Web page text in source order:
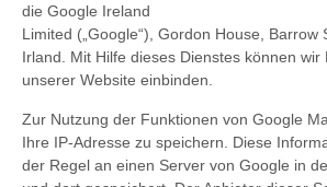
die Google Ireland
Limited („Google“), Gordon House, Barrow
Irland. Mit Hilfe dieses Dienstes können
unserer Website einbinden.
Zur Nutzung der Funktionen von Google
Ihre IP-Adresse zu speichern. Diese
der Regel an einen Server von Google in